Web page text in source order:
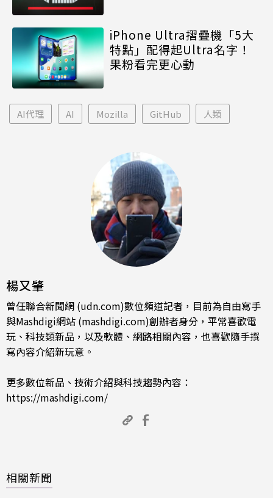
iPhone Ultra摺疊機「5大
特點」配得起Ultra名字！
果粉看完更心動
AI代理 AI Mozilla GitHub 人類
楊又肇
曾任聯合新聞網 (udn.com)數位頻道記者，目前為自由寫手
與Mashdigi網站 (mashdigi.com)創辦者身分，平常喜歡電
玩、科技類新品，以及軟體、網路相關內容，也喜歡隨手撰
寫內容介紹新玩意。
更多數位新品、技術介紹與科技趨勢內容：
https://mashdigi.com/
相關新聞